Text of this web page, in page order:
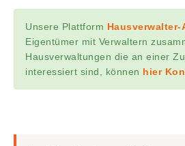
Unsere Plattform
Eigentümer mit Verwaltern
Hausverwaltungen die an einer
interessiert sind, können hier